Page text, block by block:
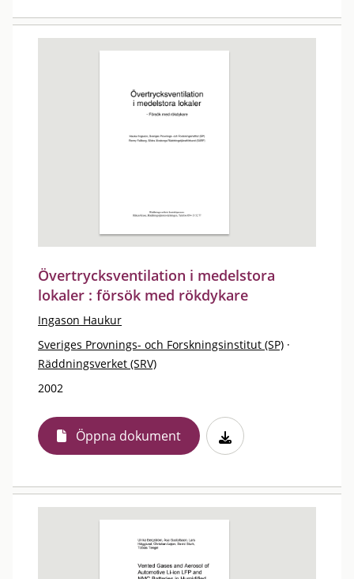
Övertrycksventilation i medelstora
lokaler : försök med rökdykare
Ingason Haukur
Sveriges Provnings- och Forskningsinstitut (SP) ·
Räddningsverket (SRV)
2002
Öppna dokument